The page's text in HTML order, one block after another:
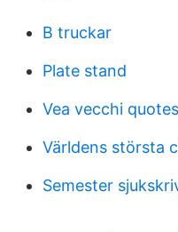
B truckar
Plate stand
Vea vecchi quotes
Världens största
Semester